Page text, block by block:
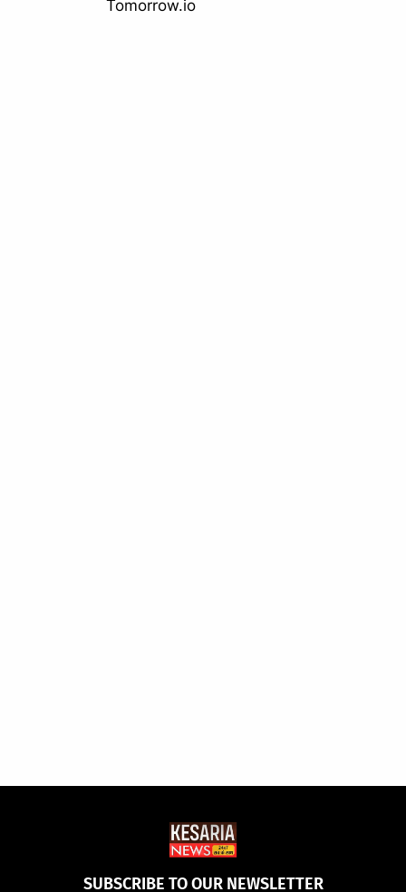
SUBSCRIBE TO OUR NEWSLETTER